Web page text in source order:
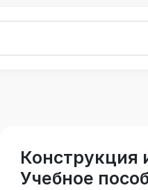
Конструкция
Учебное